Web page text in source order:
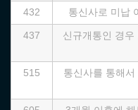
432 통신사로 미납
437
신규개통인 경
515
통신사를 통해